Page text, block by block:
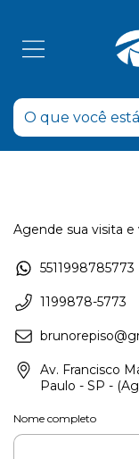
Agende sua visita e
5511998785773
1199878-5773
Av. Francisco
Paulo - SP -
Nome completo